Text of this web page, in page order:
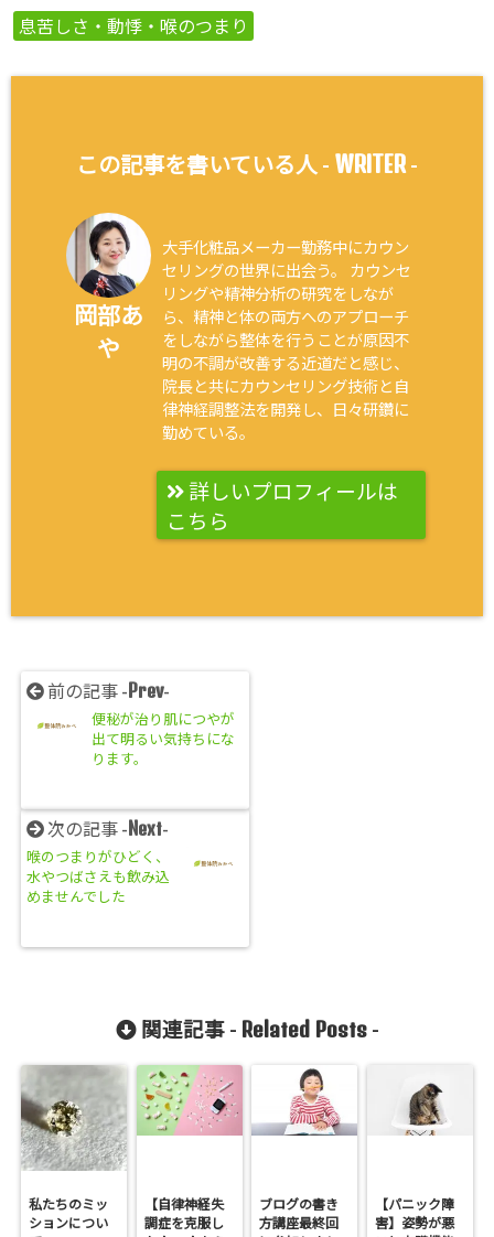
息苦しさ・動悸・喉のつまり
この記事を書いている人 - WRITER-
岡部あ
や
大手化粧品メーカー勤務中にカウン
セリングの世界に出会う。 カウンセ
リングや精神分析の研究をしなが
ら、精神と体の両方へのアプローチ
をしながら整体を行うことが原因不
明の不調が改善する近道だと感じ、
院長と共にカウンセリング技術と自
律神経調整法を開発し、日々研鑽に
勤めている。
詳しいプロフィールは
こちら
前の記事 -Prev-
便秘が治り肌につやが
出て明るい気持ちにな
ります。
次の記事 -Next-
喉のつまりがひどく、
水やつばさえも飲み込
めませんでした
関連記事 - Related Posts-
私たちのミッ
ションについ
【自律神経失
調症を克服し
ブログの書き
方講座最終回
【パニック障
害】姿勢が悪